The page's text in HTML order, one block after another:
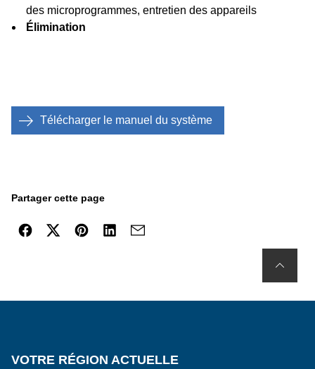
des microprogrammes, entretien des appareils
Élimination
Télécharger le manuel du système
Partager cette page
VOTRE RÉGION ACTUELLE